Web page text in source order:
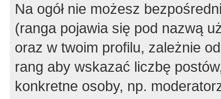
Na ogół nie możesz
(ranga pojawia się pod nazwą
oraz w twoim profilu, zależnie
rang aby wskazać liczbę
konkretne osoby, np.